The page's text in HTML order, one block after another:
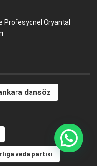
Profesyonel Oryantal
dansöz
veda partisi